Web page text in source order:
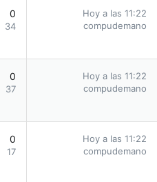
0
34
Hoy a las 11:22
compudemano
0
37
Hoy a las 11:22
compudemano
0
17
Hoy a las 11:22
compudemano